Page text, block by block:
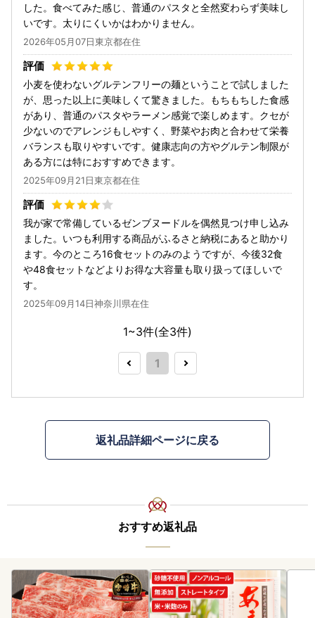
した。食べてみた感じ、普通のパスタと全然変わらず美味し
いです。太りにくいかはわかりません。
2026年05月07日東京都在住
小麦を使わないグルテンフリーの麺ということで試しました
が、思った以上に美味しくて驚きました。もちもちした食感
があり、普通のパスタやラーメン感覚で楽しめます。クセが
少ないのでアレンジもしやすく、野菜やお肉と合わせて栄養
バランスも取りやすいです。健康志向の方やグルテン制限が
ある方には特におすすめできます。
2025年09月21日東京都在住
我が家で常備しているゼンブヌードルを偶然見つけ申し込み
ました。いつも利用する商品がふるさと納税にあると助かり
ます。今のところ16食セットのみのようですが、今後32食
や48食セットなどよりお得な大容量も取り扱ってほしいで
す。
2025年09月14日神奈川県在住
1~3件(全3件)
1
返礼品詳細ページに戻る
おすすめ返礼品